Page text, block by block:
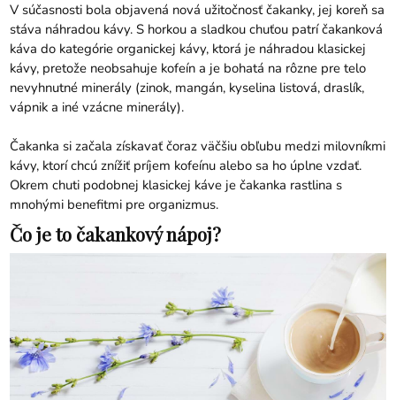
V súčasnosti bola objavená nová užitočnosť čakanky, jej koreň sa
stáva náhradou kávy. S horkou a sladkou chuťou patrí čakanková
káva do kategórie organickej kávy, ktorá je náhradou klasickej
kávy, pretože neobsahuje kofeín a je bohatá na rôzne pre telo
nevyhnutné minerály (zinok, mangán, kyselina listová, draslík,
vápnik a iné vzácne minerály).
Čakanka si začala získavať čoraz väčšiu obľubu medzi milovníkmi
kávy, ktorí chcú znížiť príjem kofeínu alebo sa ho úplne vzdať.
Okrem chuti podobnej klasickej káve je čakanka rastlina s
mnohými benefitmi pre organizmus.
Čo je to čakankový nápoj?